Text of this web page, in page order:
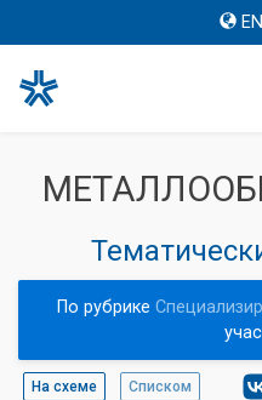
EN
По рубрике
На схеме Списком